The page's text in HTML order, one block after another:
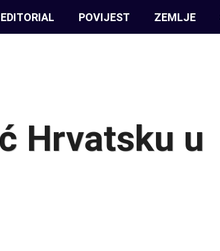
EDITORIAL POVIJEST ZEMLJE
Hrvatsku u